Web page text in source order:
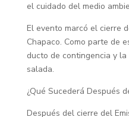
el cuidado del medio
El evento marcó el cierre
Chapaco. Como parte de
ducto de contingencia y
salada.
¿Qué Sucederá Después
Después del cierre del